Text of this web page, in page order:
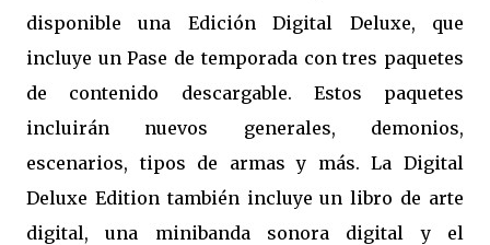
disponible una Edición Digital Deluxe, que
incluye un Pase de temporada con tres paquetes
de contenido descargable. Estos paquetes
incluirán nuevos generales, demonios,
escenarios, tipos de armas y más. La Digital
Deluxe Edition también incluye un libro de arte
digital, una minibanda sonora digital y el